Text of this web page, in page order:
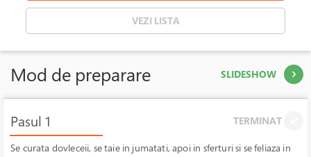
VEZI LISTA
Mod de preparare SLIDESHOW
Pasul 1 TERMINAT
Se curata dovleceii, se taie in jumatati, apoi in sferturi si se feliaza in